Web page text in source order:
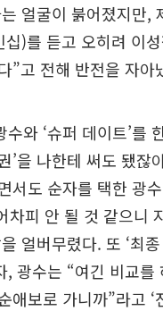
얼굴이 붉어졌지만,
십)를 듣고 오히려 이
”고 전해 반전을 자아
수와 ‘슈퍼 데이트’를
’을 나한테 써도 됐잖
서도 순자를 택한 광
차피 안 될 것 같으니
얼버무렸다. 또 ‘최종
, 광수는 “여긴 비교를
애보로 가니까”라고 ‘